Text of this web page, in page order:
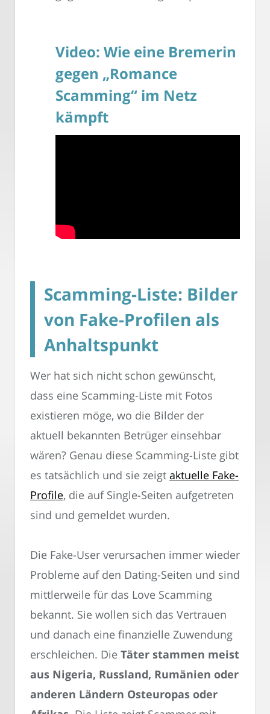
Video: Wie eine Bremerin
gegen „Romance
Scamming“ im Netz
kämpft
Scamming-Liste: Bilder
von Fake-Profilen als
Anhaltspunkt
Wer hat sich nicht schon gewünscht,
dass eine Scamming-Liste mit Fotos
existieren möge, wo die Bilder der
aktuell bekannten Betrüger einsehbar
wären? Genau diese Scamming-Liste gibt
es tatsächlich und sie zeigt aktuelle Fake-
Profile, die auf Single-Seiten aufgetreten
sind und gemeldet wurden.
Die Fake-User verursachen immer wieder
Probleme auf den Dating-Seiten und sind
mittlerweile für das Love Scamming
bekannt. Sie wollen sich das Vertrauen
und danach eine finanzielle Zuwendung
erschleichen. Die Täter stammen meist
aus Nigeria, Russland, Rumänien oder
anderen Ländern Osteuropas oder